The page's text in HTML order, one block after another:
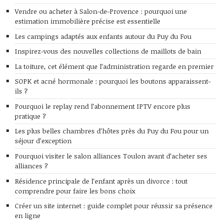
Vendre ou acheter à Salon-de-Provence : pourquoi une
estimation immobilière précise est essentielle
Les campings adaptés aux enfants autour du Puy du Fou
Inspirez-vous des nouvelles collections de maillots de bain
La toiture, cet élément que l’administration regarde en premier
SOPK et acné hormonale : pourquoi les boutons apparaissent-
ils ?
Pourquoi le replay rend l’abonnement IPTV encore plus
pratique ?
Les plus belles chambres d’hôtes près du Puy du Fou pour un
séjour d’exception
Pourquoi visiter le salon alliances Toulon avant d’acheter ses
alliances ?
Résidence principale de l’enfant après un divorce : tout
comprendre pour faire les bons choix
Créer un site internet : guide complet pour réussir sa présence
en ligne